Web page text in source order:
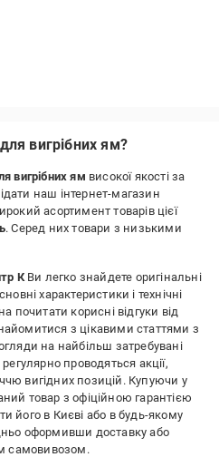
вигрібних ям?
вигрібних ям високої якості за
наш інтернет-магазин
асортимент товарів цієї
. Серед них товари з низькими
КВи легко знайдете оригінальні
характеристики і технічні
почитати корисні відгуки від
з цікавими статтями з
на найбільш затребувані
проводяться акції,
вигідних позицій. Купуючи у
товар з офіційною гарантією
його в Києві або в будь-якому
оформивши доставку або
самовивозом.